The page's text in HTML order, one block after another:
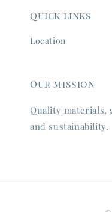
Quick links
Location
Our mission
Quality materials,
and sustainability.